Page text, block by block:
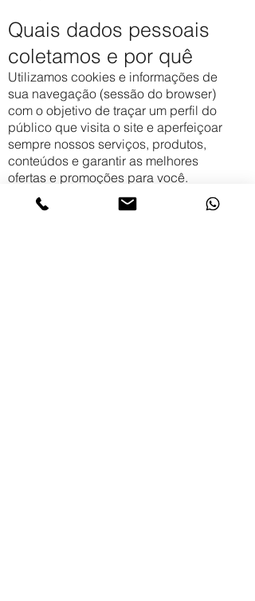
Quais dados pessoais
coletamos e por quê
Utilizamos cookies e informações de
sua navegação (sessão do browser)
com o objetivo de traçar um perfil do
público que visita o site e aperfeiçoar
sempre nossos serviços, produtos,
conteúdos e garantir as melhores
ofertas e promoções para você.
Durante todo este processo
mantemos suas informações em sigilo